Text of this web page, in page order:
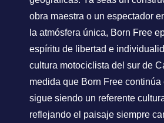
obra maestra o un espectador
la atmósfera única, Born Free
espíritu de libertad e
cultura motociclista del sur de
medida que Born Free
sigue siendo un referente
reflejando el paisaje siempre